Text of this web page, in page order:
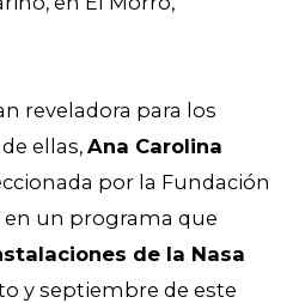
reveladora para los
ellas, Ana Carolina
por la Fundación
en un programa que
de la Nasa
y septiembre de este